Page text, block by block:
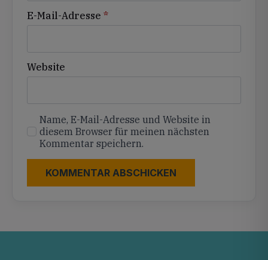
E-Mail-Adresse *
Website
Name, E-Mail-Adresse und Website in
diesem Browser für meinen nächsten
Kommentar speichern.